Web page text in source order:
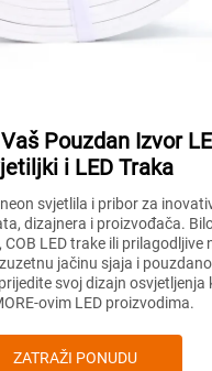
Pouzdan Izvor
i LED Traka
svjetlila i pribor za
dizajnera i proizvođača.
LED trake ili prilagodljive
jačinu sjaja i
svoj dizajn osvjetljenja
ovim LED proizvodima.
ZATRAŽI PONUDU